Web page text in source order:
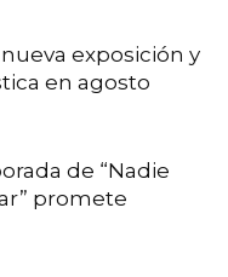
exposición y
en agosto
de “Nadie
promete